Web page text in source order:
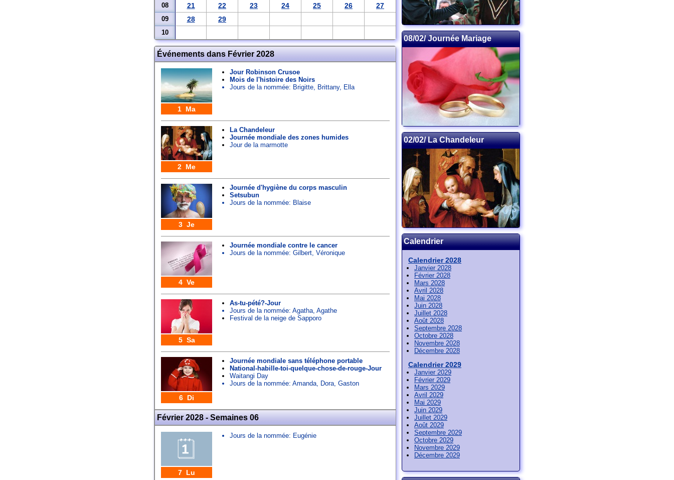
08 21 22 23 24 25 26 27
09 28 29
10
Événements dans Février 2028
1 Ma
Jour Robinson Crusoe
Mois de l'histoire des Noirs
Jours de la nommée: Brigitte, Brittany, Ella
2 Me
La Chandeleur
Journée mondiale des zones humides
Jour de la marmotte
3 Je
Journée d'hygiène du corps masculin
Setsubun
Jours de la nommée: Blaise
4 Ve
Journée mondiale contre le cancer
Jours de la nommée: Gilbert, Véronique
5 Sa
As-tu-pété?-Jour
Jours de la nommée: Agatha, Agathe
Festival de la neige de Sapporo
6 Di
Journée mondiale sans téléphone portable
National-habille-toi-quelque-chose-de-rouge-Jour
Waitangi Day
Jours de la nommée: Amanda, Dora, Gaston
Février 2028 - Semaines 06
7 Lu
Jours de la nommée: Eugénie
08/02/ Journée Mariage
02/02/ La Chandeleur
Calendrier
Calendrier 2028
Janvier 2028
Février 2028
Mars 2028
Avril 2028
Mai 2028
Juin 2028
Juillet 2028
Août 2028
Septembre 2028
Octobre 2028
Novembre 2028
Décembre 2028
Calendrier 2029
Janvier 2029
Février 2029
Mars 2029
Avril 2029
Mai 2029
Juin 2029
Juillet 2029
Août 2029
Septembre 2029
Octobre 2029
Novembre 2029
Décembre 2029